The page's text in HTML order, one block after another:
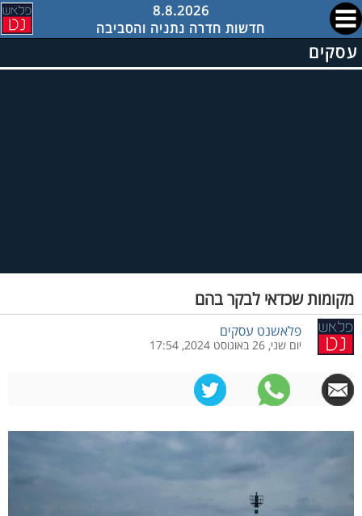
8.8.2026
חדשות חדרה נתניה והסביבה
עסקים
מקומות שכדאי לבקר בהם
פלאשנט עסקים
יום שני, 26 באוגוסט 2024, 17:54